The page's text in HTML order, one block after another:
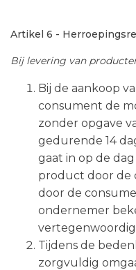
Artikel 6 -
Bij levering van
Bij de aankoop
consument de
zonder opgave
gedurende 14
gaat in op de
product door de
door de
ondernemer
Tijdens de
zorgvuldig